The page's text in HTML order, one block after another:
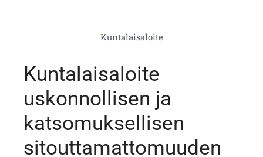
Kuntalaisaloite
Kuntalaisaloite
uskonnollisen ja
katsomuksellisen
sitouttamattomuuden